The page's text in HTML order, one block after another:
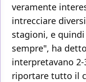
veramente
intrecciare
stagioni, e
sempre", ha
interpretavano
riportare tutto il